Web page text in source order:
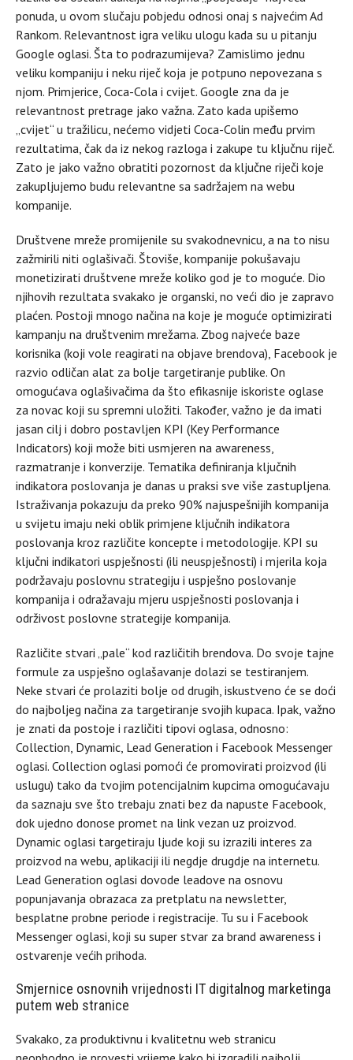
ponuda, u ovom slučaju pobjedu odnosi onaj s najvećim Ad
Rankom. Relevantnost igra veliku ulogu kada su u pitanju
Google oglasi. Šta to podrazumijeva? Zamislimo jednu
veliku kompaniju i neku riječ koja je potpuno nepovezana s
njom. Primjerice, Coca-Cola i cvijet. Google zna da je
relevantnost pretrage jako važna. Zato kada upišemo
„cvijet“ u tražilicu, nećemo vidjeti Coca-Colin među prvim
rezultatima, čak da iz nekog razloga i zakupe tu ključnu riječ.
Zato je jako važno obratiti pozornost da ključne riječi koje
zakupljujemo budu relevantne sa sadržajem na webu
kompanije.
Društvene mreže promijenile su svakodnevnicu, a na to nisu
zažmirili niti oglašivači. Štoviše, kompanije pokušavaju
monetizirati društvene mreže koliko god je to moguće. Dio
njihovih rezultata svakako je organski, no veći dio je zapravo
plaćen. Postoji mnogo načina na koje je moguće optimizirati
kampanju na društvenim mrežama. Zbog najveće baze
korisnika (koji vole reagirati na objave brendova), Facebook je
razvio odličan alat za bolje targetiranje publike. On
omogućava oglašivačima da što efikasnije iskoriste oglase
za novac koji su spremni uložiti. Također, važno je da imati
jasan cilj i dobro postavljen KPI (Key Performance
Indicators) koji može biti usmjeren na awareness,
razmatranje i konverzije. Tematika definiranja ključnih
indikatora poslovanja je danas u praksi sve više zastupljena.
Istraživanja pokazuju da preko 90% najuspešnijih kompanija
u svijetu imaju neki oblik primjene ključnih indikatora
poslovanja kroz različite koncepte i metodologije. KPI su
ključni indikatori uspješnosti (ili neuspješnosti) i mjerila koja
podržavaju poslovnu strategiju i uspješno poslovanje
kompanija i odražavaju mjeru uspješnosti poslovanja i
održivost poslovne strategije kompanija.
Različite stvari „pale“ kod različitih brendova. Do svoje tajne
formule za uspješno oglašavanje dolazi se testiranjem.
Neke stvari će prolaziti bolje od drugih, iskustveno će se doći
do najboljeg načina za targetiranje svojih kupaca. Ipak, važno
je znati da postoje i različiti tipovi oglasa, odnosno:
Collection, Dynamic, Lead Generation i Facebook Messenger
oglasi. Collection oglasi pomoći će promovirati proizvod (ili
uslugu) tako da tvojim potencijalnim kupcima omogućavaju
da saznaju sve što trebaju znati bez da napuste Facebook,
dok ujedno donose promet na link vezan uz proizvod.
Dynamic oglasi targetiraju ljude koji su izrazili interes za
proizvod na webu, aplikaciji ili negdje drugdje na internetu.
Lead Generation oglasi dovode leadove na osnovu
popunjavanja obrazaca za pretplatu na newsletter,
besplatne probne periode i registracije. Tu su i Facebook
Messenger oglasi, koji su super stvar za brand awareness i
ostvarenje većih prihoda.
Smjernice osnovnih vrijednosti IT digitalnog marketinga
putem web stranice
Svakako, za produktivnu i kvalitetnu web stranicu